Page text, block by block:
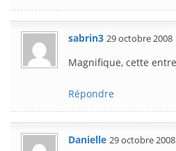
sabrin3 29 octobre 2008
Magnifique, cette
Répondre
Danielle 29 octobre 2008